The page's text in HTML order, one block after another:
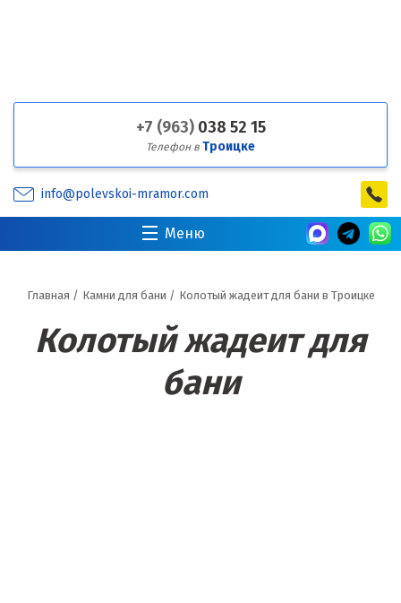
+7 (963) 038 52 15
Телефон в Троицке
info@polevskoi-mramor.com
Меню
Главная / Камни для бани / Колотый жадеит для бани в Троицке
Колотый жадеит для
бани